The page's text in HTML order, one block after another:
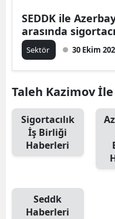
SEDDK ile
arasında
Sektör 30 Ekim
Taleh Kazimov
Sigortacılık
İş Birliği
Haberleri
Seddk
Haberleri